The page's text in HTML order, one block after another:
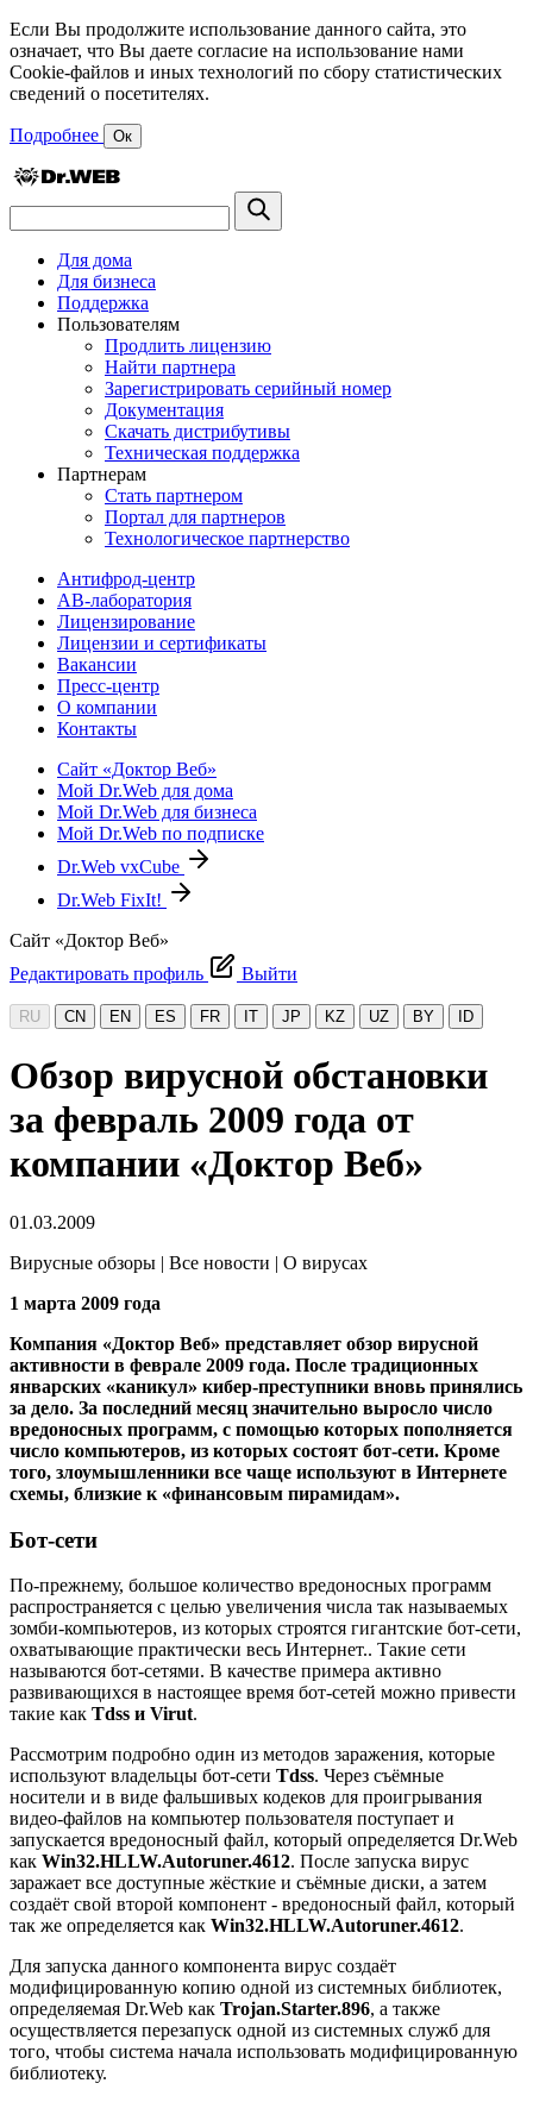
Если Вы продолжите использование данного сайта, это
означает, что Вы даете согласие на использование нами
Cookie-файлов и иных технологий по сбору статистических
сведений о посетителях.
Подробнее Ок
Для дома
Для бизнеса
Поддержка
Пользователям
Продлить лицензию
Найти партнера
Зарегистрировать серийный номер
Документация
Скачать дистрибутивы
Техническая поддержка
Партнерам
Стать партнером
Портал для партнеров
Технологическое партнерство
Антифрод-центр
АВ-лаборатория
Лицензирование
Лицензии и сертификаты
Вакансии
Пресс-центр
О компании
Контакты
Сайт «Доктор Веб»
Мой Dr.Web для дома
Мой Dr.Web для бизнеса
Мой Dr.Web по подписке
Dr.Web vxCube
Dr.Web FixIt!
Сайт «Доктор Веб»
Редактировать профиль
Выйти
RU CN EN ES FR IT JP KZ UZ BY ID
Обзор вирусной обстановки
за февраль 2009 года от
компании «Доктор Веб»
01.03.2009
Вирусные обзоры | Все новости | О вирусах
1 марта 2009 года
Компания «Доктор Веб» представляет обзор вирусной
активности в феврале 2009 года. После традиционных
январских «каникул» кибер-преступники вновь принялись
за дело. За последний месяц значительно выросло число
вредоносных программ, с помощью которых пополняется
число компьютеров, из которых состоят бот-сети. Кроме
того, злоумышленники все чаще используют в Интернете
схемы, близкие к «финансовым пирамидам».
Бот-сети
По-прежнему, большое количество вредоносных программ
распространяется с целью увеличения числа так называемых
зомби-компьютеров, из которых строятся гигантские бот-сети,
охватывающие практически весь Интернет.. Такие сети
называются бот-сетями. В качестве примера активно
развивающихся в настоящее время бот-сетей можно привести
такие как Tdss и Virut.
Рассмотрим подробно один из методов заражения, которые
используют владельцы бот-сети Tdss. Через съёмные
носители и в виде фальшивых кодеков для проигрывания
видео-файлов на компьютер пользователя поступает и
запускается вредоносный файл, который определяется Dr.Web
как Win32.HLLW.Autoruner.4612. После запуска вирус
заражает все доступные жёсткие и съёмные диски, а затем
создаёт свой второй компонент - вредоносный файл, который
так же определяется как Win32.HLLW.Autoruner.4612.
Для запуска данного компонента вирус создаёт
модифицированную копию одной из системных библиотек,
определяемая Dr.Web как Trojan.Starter.896, а также
осуществляется перезапуск одной из системных служб для
того, чтобы система начала использовать модифицированную
библиотеку.